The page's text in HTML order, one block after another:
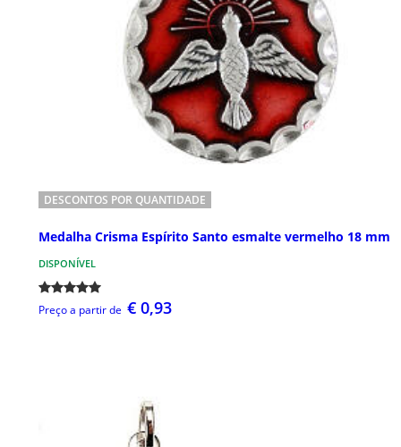
DESCONTOS POR QUANTIDADE
Medalha Crisma Espírito Santo esmalte vermelho 18 mm
DISPONÍVEL
Preço a partir de € 0,93